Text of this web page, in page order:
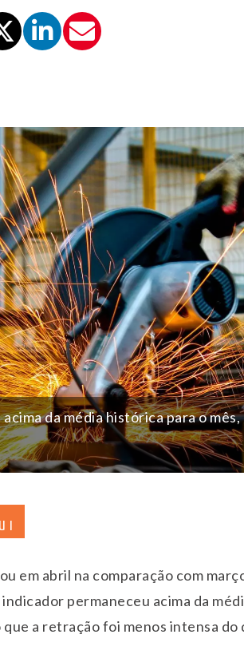
da média histórica para o mês,
em abril na comparação com
permaneceu acima da
a retração foi menos intensa do